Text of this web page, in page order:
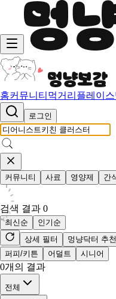
홈커뮤니티 먹거리 플레이스
로그인
커뮤니티 사료 영양제 간
검색 결과 0
최신순
인기순
상세 필터
멍냥닥터 추천
퍼피/키튼
어덜트 시니어
0개의 결과
전체